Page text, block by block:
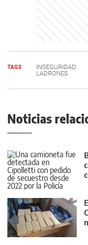
TAGS INSEGURIDAD
LADRONES
Noticias